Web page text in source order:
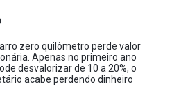
zero quilômetro perde valor
Apenas no primeiro ano
desvalorizar de 10 a 20%, o
acabe perdendo dinheiro